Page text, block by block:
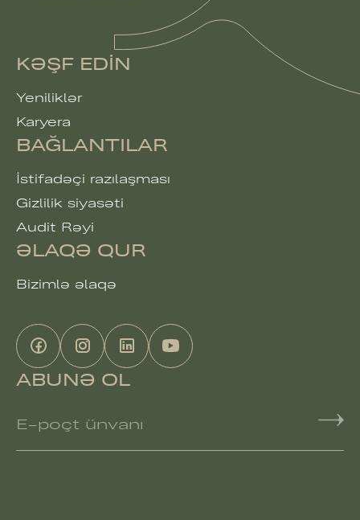
KƏŞF EDIN
Yeniliklər
Karyera
BAĞLANTILAR
İstifadəçi razılaşması
Gizlilik siyasəti
Audit Rəyi
ƏLAQƏ QUR
Bizimlə əlaqə
ABUNƏ OL
E-poçt ünvanı